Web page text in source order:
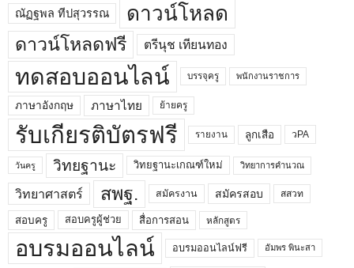
ณัฏฐพล ทีปสุวรรณ ดาวน์โหลด
ดาวน์โหลดฟรี ตรีนุช เทียนทอง
ทดสอบออนไลน์ บรรจุครู พนักงานราชการ
ภาษาอังกฤษ ภาษาไทย ย้ายครู
รับเกียรติบัตรฟรี รายงาน ลูกเสือ วPA
วันครู วิทยฐานะ วิทยฐานะเกณฑ์ใหม่ วิทยาการคำนวณ
วิทยาศาสตร์ สพฐ. สมัครงาน สมัครสอบ สสวท
สอบครู สอบครูผู้ช่วย สื่อการสอน หลักสูตร
อบรมออนไลน์ อบรมออนไลน์ฟรี อัมพร พินะสา